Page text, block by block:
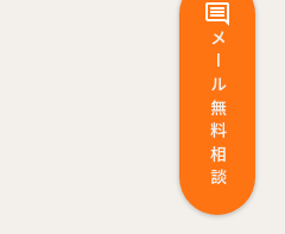
メール無料相談